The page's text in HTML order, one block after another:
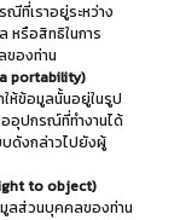
ที่เราอยู่ระหว่าง
หรือสิทธิในการ
ของท่าน
portability)
ห้ข้อมูลนั้นอยู่ในรูป
อุปกรณ์ที่ทำงานได้
ดังกล่าวไปยังผู้
to object)
ลส่วนบุคคลของท่าน